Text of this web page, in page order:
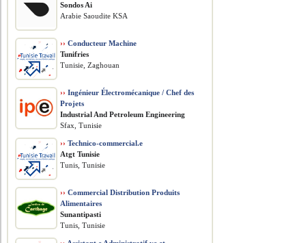
Sondos Ai
Arabie Saoudite KSA
›› Conducteur Machine
Tunifries
Tunisie, Zaghouan
›› Ingénieur Électromécanique / Chef des
Projets
​Industrial And Petroleum Engineering
Sfax, Tunisie
›› Technico-commercial.e
Atgt Tunisie
Tunis, Tunisie
›› Commercial Distribution Produits
Alimentaires
Sunantipasti
Tunis, Tunisie